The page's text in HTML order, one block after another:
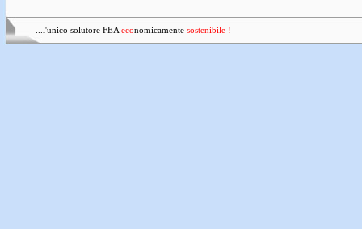
...l'unico solutore FEA economicamente sostenibile !